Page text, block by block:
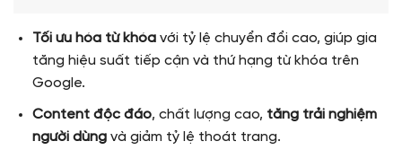
Tối ưu hóa từ khóavới tỷ lệ chuyển đổi cao, giúp gia
tăng hiệu suất tiếp cận và thứ hạng từ khóa trên
Google.
Content độc đáo, chất lượng cao, tăng trải nghiệm
người dùngvà giảm tỷ lệ thoát trang.